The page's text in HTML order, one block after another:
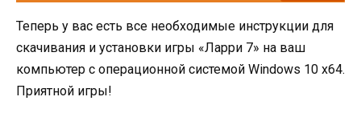
Теперь у вас есть все необходимые инструкции для
скачивания и установки игры «Ларри 7» на ваш
компьютер с операционной системой Windows 10 x64.
Приятной игры!